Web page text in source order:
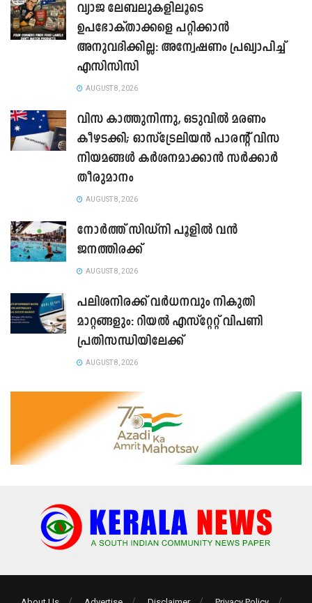
വ്യാജ ലേബലുകളിലൂടെ
ഉപഭോക്താക്കളെ പറ്റിക്കാൻ
അനുവദിക്കില്ല: അന്വേഷണം പ്രഖ്യാപിച്ച്
എസിസിസി
AUGUST 8, 2026
വിസ കാത്തുനിന്നു, ഒടുവിൽ മരണം
കീഴടക്കി; ഓസ്‌ട്രേലിയൻ പാരന്റ് വിസ
നിയമങ്ങൾ കർശനമാക്കാൻ സർക്കാർ
തീരുമാനം
AUGUST 8, 2026
നോർത്ത് സിഡ്നി പൂളിൽ വൻ
ജനത്തിരക്ക്
AUGUST 8, 2026
പലിശനിരക്ക് വർധനവും നികുതി
മാറ്റങ്ങളും: റിയൽ എസ്റ്റേറ്റ് വിപണി
പ്രതിസന്ധിയിലേക്ക്
AUGUST 8, 2026